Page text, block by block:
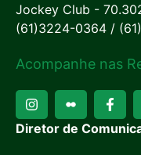
Jockey Club -
(61)3224-0364 /
Acompanhe nas
Diretor de